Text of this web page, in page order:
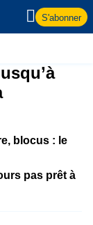
S'abonner
blocus : le
pas prêt à